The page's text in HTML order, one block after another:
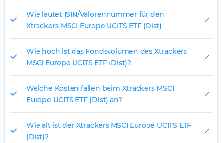
Wie lautet ISIN/Valorennummer für den
Xtrackers MSCI Europe UCITS ETF (Dist)
Wie hoch ist das Fondsvolumen des Xtrackers
MSCI Europe UCITS ETF (Dist)?
Welche Kosten fallen beim Xtrackers MSCI
Europe UCITS ETF (Dist) an?
Wie alt ist der Xtrackers MSCI Europe UCITS ETF
(Dist)?